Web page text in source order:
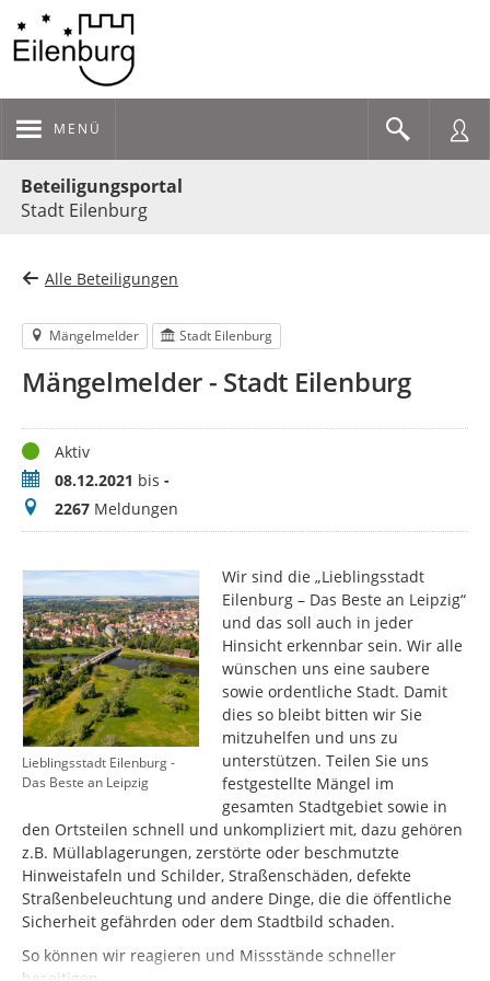
MENÜ
Beteiligungsportal
Stadt Eilenburg
Alle Beteiligungen
Mängelmelder Stadt Eilenburg
Mängelmelder - Stadt Eilenburg
StatusAktiv
Zeitraum08.12.2021 bis -
Meldungen
2267 Meldungen
Lieblingsstadt Eilenburg -
Das Beste an Leipzig
Wir sind die „Lieblingsstadt
Eilenburg – Das Beste an Leipzig“
und das soll auch in jeder
Hinsicht erkennbar sein. Wir alle
wünschen uns eine saubere
sowie ordentliche Stadt. Damit
dies so bleibt bitten wir Sie
mitzuhelfen und uns zu
unterstützen. Teilen Sie uns
festgestellte Mängel im
gesamten Stadtgebiet sowie in
den Ortsteilen schnell und unkompliziert mit, dazu gehören
z.B. Müllablagerungen, zerstörte oder beschmutzte
Hinweistafeln und Schilder, Straßenschäden, defekte
Straßenbeleuchtung und andere Dinge, die die öffentliche
Sicherheit gefährden oder dem Stadtbild schaden.
So können wir reagieren und Missstände schneller